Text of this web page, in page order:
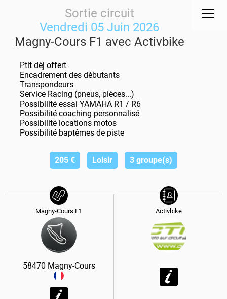
Sortie circuit
Vendredi 05 Juin 2026
Magny-Cours F1 avec Activbike
Ptit dèj offert
Encadrement des débutants
Transpondeurs
Service Racing (pneus, pièces...)
Possibilité essai YAMAHA R1 / R6
Possibilité coaching personnalisé
Possibilité locations motos
Possibilité baptêmes de piste
205 € Loisir 3 groupe(s)
Magny-Cours F1
58470 Magny-Cours
Activbike